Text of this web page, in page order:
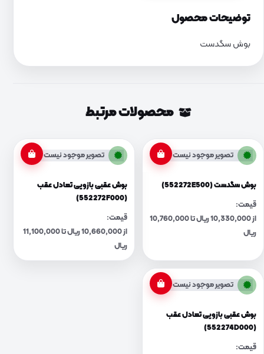
توضیحات محصول
بوش سگدست
محصولات مرتبط
تصویر موجود نیست
بوش سگدست (552272E500)
قیمت:
از 10,330,000 ریال تا 10,760,000
ریال
تصویر موجود نیست
بوش عقبی بازویی تعادل عقب
(552272F000)
قیمت:
از 10,660,000 ریال تا 11,100,000
ریال
تصویر موجود نیست
بوش عقبی بازویی تعادل عقب
(552274D000)
قیمت: